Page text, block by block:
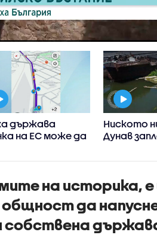
държава
на ЕС може да
в
къде има
на пътя
Ниското
Дунав
на историка, е
да
собствена